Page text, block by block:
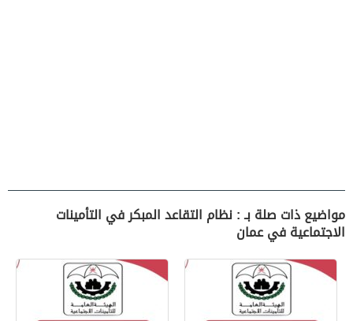
مواضيع ذات صلة بـ : نظام التقاعد المبكر في التأمينات
الاجتماعية في عمان